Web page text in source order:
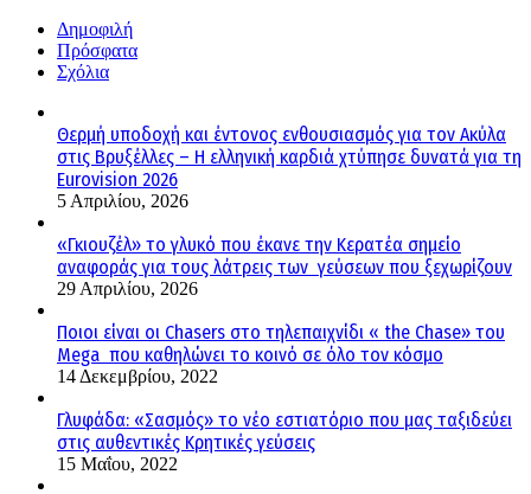
Δημοφιλή
Πρόσφατα
Σχόλια
Θερμή υποδοχή και έντονος ενθουσιασμός για τον Ακύλα
στις Βρυξέλλες – Η ελληνική καρδιά χτύπησε δυνατά για τη
Eurovision 2026
5 Απριλίου, 2026
«Γκιουζέλ» το γλυκό που έκανε την Κερατέα σημείο
αναφοράς για τους λάτρεις των γεύσεων που ξεχωρίζουν
29 Απριλίου, 2026
Ποιοι είναι οι Chasers στο τηλεπαιχνίδι « the Chase» του
Mega που καθηλώνει το κοινό σε όλο τον κόσμο
14 Δεκεμβρίου, 2022
Γλυφάδα: «Σασμός» το νέο εστιατόριο που μας ταξιδεύει
στις αυθεντικές Κρητικές γεύσεις
15 Μαΐου, 2022